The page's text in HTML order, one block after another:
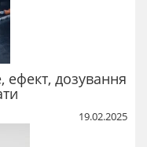
дозування
19.02.2025